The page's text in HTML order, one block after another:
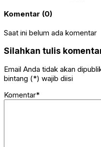
Komentar (0)
Saat ini belum ada komentar
Silahkan tulis
Email Anda tidak akan
bintang (*) wajib diisi
Komentar*